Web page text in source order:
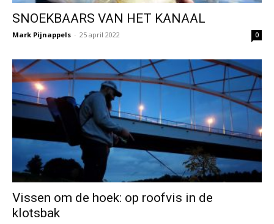
SNOEKBAARS VAN HET KANAAL
Mark Pijnappels - 25 april 2022 0
Vissen om de hoek: op roofvis in de
klotsbak